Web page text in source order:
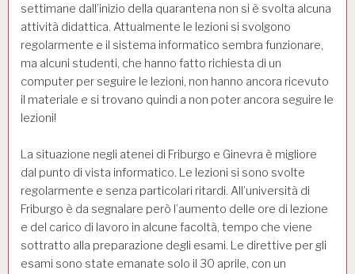
settimane dall’inizio della quarantena non si è svolta alcuna
attività didattica. Attualmente le lezioni si svolgono
regolarmente e il sistema informatico sembra funzionare,
ma alcuni studenti, che hanno fatto richiesta di un
computer per seguire le lezioni, non hanno ancora ricevuto
il materiale e si trovano quindi a non poter ancora seguire le
lezioni!
La situazione negli atenei di Friburgo e Ginevra è migliore
dal punto di vista informatico. Le lezioni si sono svolte
regolarmente e senza particolari ritardi. All’università di
Friburgo è da segnalare però l’aumento delle ore di lezione
e del carico di lavoro in alcune facoltà, tempo che viene
sottratto alla preparazione degli esami. Le direttive per gli
esami sono state emanate solo il 30 aprile, con un